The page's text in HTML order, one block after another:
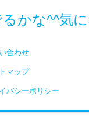
かな^^気
合わせ
マップ
バシーポリシー